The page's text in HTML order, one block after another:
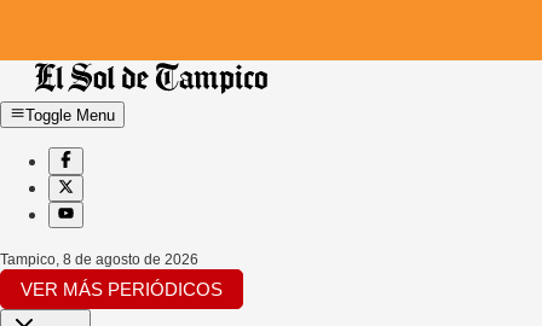
Toggle Menu
Tampico, 8 de agosto de 2026
VER MÁS PERIÓDICOS